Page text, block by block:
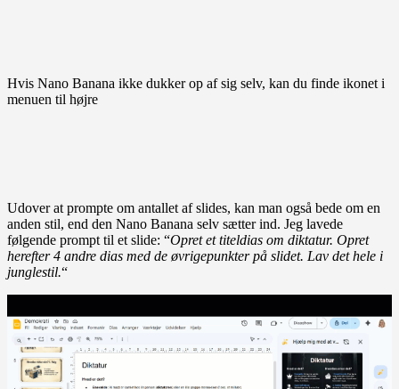
Hvis Nano Banana ikke dukker op af sig selv, kan du finde ikonet i
menuen til højre
Udover at prompte om antallet af slides, kan man også bede om en
anden stil, end den Nano Banana selv sætter ind. Jeg lavede
følgende prompt til et slide: “Opret et titeldias om diktatur. Opret
herefter 4 andre dias med de øvrigepunkter på slidet. Lav det hele i
junglestil.“